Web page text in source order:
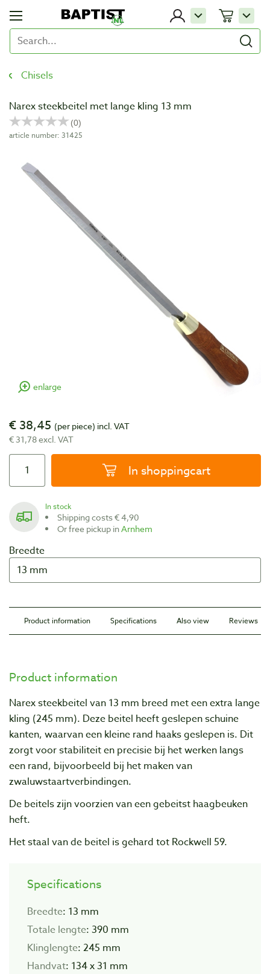
Chisels
Narex steekbeitel met lange kling 13 mm
article number: 31425
enlarge
€ 38,45 (per piece) incl. VAT
€ 31,78 excl. VAT
In shoppingcart
In stock
Shipping costs € 4,90
Or free pickup inArnhem
Breedte
Product information Specifications Also view Reviews
Product information
Narex steekbeitel van 13 mm breed met een extra lange
kling (245 mm). Deze beitel heeft geslepen schuine
kanten, waarvan een kleine rand haaks geslepen is. Dit
zorgt voor stabiliteit en precisie bij het werken langs
een rand, bijvoorbeeld bij het maken van
zwaluwstaartverbindingen.
De beitels zijn voorzien van een gebeitst haagbeuken
heft.
Het staal van de beitel is gehard tot Rockwell 59.
Specifications
Breedte: 13 mm
Totale lengte: 390 mm
Klinglengte: 245 mm
Handvat: 134 x 31 mm